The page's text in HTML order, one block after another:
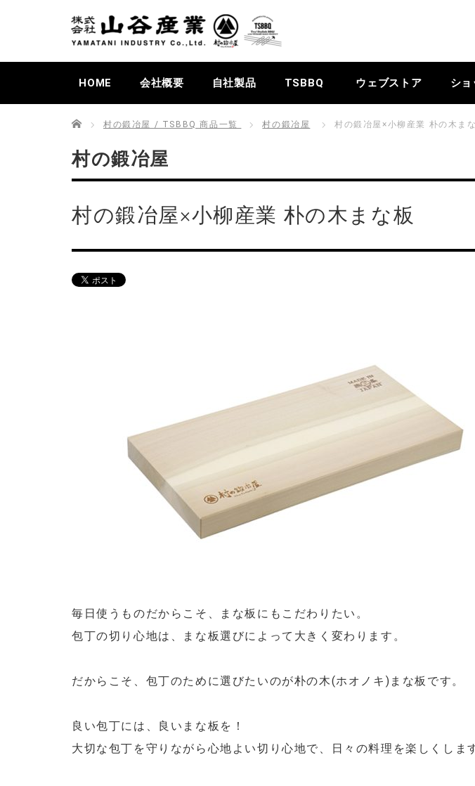
HOME 会社概要 自社製品 TSBBQ ウェブストア シ
Home 村の鍛冶屋 / TSBBQ 商品一覧 村の鍛冶屋 村の鍛冶屋×小柳産業 朴の木ま
村の鍛冶屋
村の鍛冶屋×小柳産業 朴の木まな板
毎日使うものだからこそ、まな板にもこだわりたい。
包丁の切り心地は、まな板選びによって大きく変わります。
だからこそ、包丁のために選びたいのが朴の木(ホオノキ)まな板です。
良い包丁には、良いまな板を！
大切な包丁を守りながら心地よい切り心地で、日々の料理を楽しくしま